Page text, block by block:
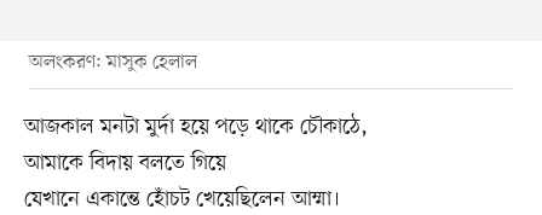
অলংকরণ: মাসুক হেলাল
আজকাল মনটা মুর্দা হয়ে পড়ে থাকে চৌকাঠে,
আমাকে বিদায় বলতে গিয়ে
যেখানে একান্তে হোঁচট খেয়েছিলেন আম্মা।